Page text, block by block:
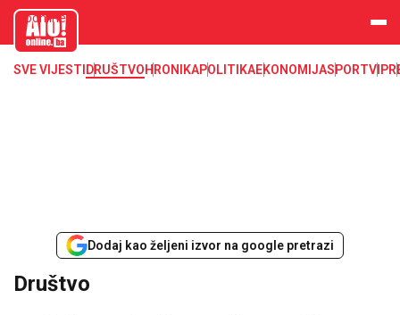
aloonline.b
SVE VIJESTI DRUŠTVOHRONIKAPOLITIKAEKONOMIJASPORTVIP
Dodaj kao željeni izvor na google pretrazi
Društvo